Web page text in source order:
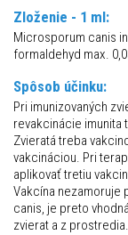
Zloženie - 1 ml:
Microsporum canis
formaldehyd max.
Spôsob účinku:
Pri imunizovaných
revakcinácie imunita
Zvieratá treba
vakcináciou. Pri
aplikovať tretiu
Vakcína nezamoruje
canis, je preto
zvierat a z prostredia.